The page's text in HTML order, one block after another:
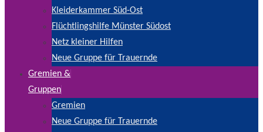
Kleiderkammer Süd-Ost
Flüchtlingshilfe Münster Südost
Netz kleiner Hilfen
Neue Gruppe für Trauernde
Gremien &
Gruppen
Gremien
Neue Gruppe für Trauernde